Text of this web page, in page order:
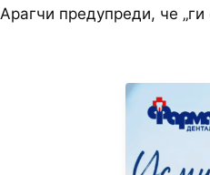
Арагчи предупреди, че